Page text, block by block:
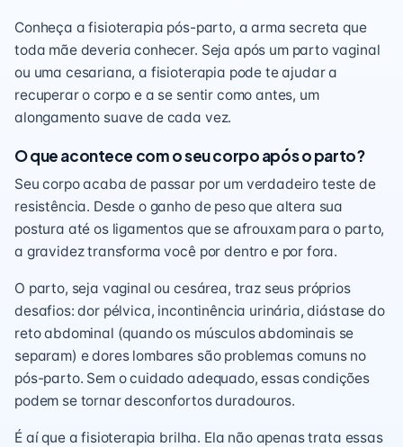
Conheça a fisioterapia pós-parto, a arma secreta que
toda mãe deveria conhecer. Seja após um parto vaginal
ou uma cesariana, a fisioterapia pode te ajudar a
recuperar o corpo e a se sentir como antes, um
alongamento suave de cada vez.
O que acontece com o seu corpo após o parto?
Seu corpo acaba de passar por um verdadeiro teste de
resistência. Desde o ganho de peso que altera sua
postura até os ligamentos que se afrouxam para o parto,
a gravidez transforma você por dentro e por fora.
O parto, seja vaginal ou cesárea, traz seus próprios
desafios: dor pélvica, incontinência urinária, diástase do
reto abdominal (quando os músculos abdominais se
separam) e dores lombares são problemas comuns no
pós-parto. Sem o cuidado adequado, essas condições
podem se tornar desconfortos duradouros.
É aí que a fisioterapia brilha. Ela não apenas trata essas